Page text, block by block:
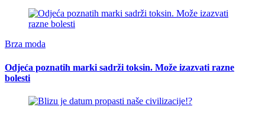
Brza moda
Odjeća poznatih marki sadrži toksin. Može izazvati razne
bolesti